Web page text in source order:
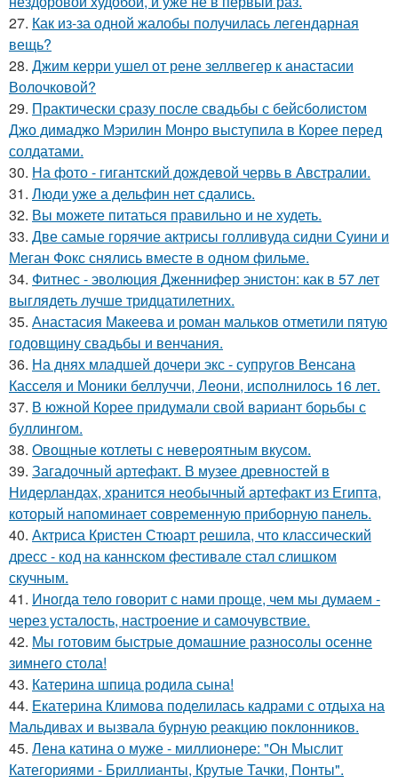
27. Как из-за одной жалобы получилась легендарная
вещь?
28. Джим керри ушел от рене зеллвегер к анастасии
Волочковой?
29. Практически сразу после свадьбы с бейсболистом
Джо димаджо Мэрилин Монро выступила в Корее перед
солдатами.
30. На фото - гигантский дождевой червь в Австралии.
31. Люди уже а дельфин нет сдались.
32. Вы можете питаться правильно и не худеть.
33. Две самые горячие актрисы голливуда сидни Суини и
Меган Фокс снялись вместе в одном фильме.
34. Фитнес - эволюция Дженнифер энистон: как в 57 лет
выглядеть лучше тридцатилетних.
35. Анастасия Макеева и роман мальков отметили пятую
годовщину свадьбы и венчания.
36. На днях младшей дочери экс - супругов Венсана
Касселя и Моники беллуччи, Леони, исполнилось 16 лет.
37. В южной Корее придумали свой вариант борьбы с
буллингом.
38. Овощные котлеты с невероятным вкусом.
39. Загадочный артефакт. В музее древностей в
Нидерландах, хранится необычный артефакт из Египта,
который напоминает современную приборную панель.
40. Актриса Кристен Стюарт решила, что классический
дресс - код на каннском фестивале стал слишком
скучным.
41. Иногда тело говорит с нами проще, чем мы думаем -
через усталость, настроение и самочувствие.
42. Мы готовим быстрые домашние разносолы осенне
зимнего стола!
43. Катерина шпица родила сына!
44. Екатерина Климова поделилась кадрами с отдыха на
Мальдивах и вызвала бурную реакцию поклонников.
45. Лена катина о муже - миллионере: "Он Мыслит
Категориями - Бриллианты, Крутые Тачки, Понты".